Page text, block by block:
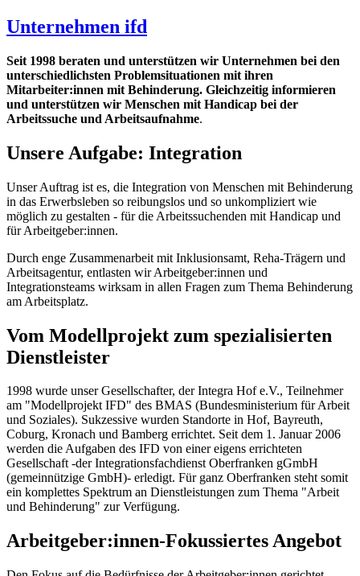
Unternehmen ifd
Seit 1998 beraten und unterstützen wir Unternehmen bei den
unterschiedlichsten Problemsituationen mit ihren
Mitarbeiter:innen mit Behinderung. Gleichzeitig informieren
und unterstützen wir Menschen mit Handicap bei der
Arbeitssuche und Arbeitsaufnahme.
Unsere Aufgabe: Integration
Unser Auftrag ist es, die Integration von Menschen mit Behinderung
in das Erwerbsleben so reibungslos und so unkompliziert wie
möglich zu gestalten - für die Arbeitssuchenden mit Handicap und
für Arbeitgeber:innen.
Durch enge Zusammenarbeit mit Inklusionsamt, Reha-Trägern und
Arbeitsagentur, entlasten wir Arbeitgeber:innen und
Integrationsteams wirksam in allen Fragen zum Thema Behinderung
am Arbeitsplatz.
Vom Modellprojekt zum spezialisierten
Dienstleister
1998 wurde unser Gesellschafter, der Integra Hof e.V., Teilnehmer
am "Modellprojekt IFD" des BMAS (Bundesministerium für Arbeit
und Soziales). Sukzessive wurden Standorte in Hof, Bayreuth,
Coburg, Kronach und Bamberg errichtet. Seit dem 1. Januar 2006
werden die Aufgaben des IFD von einer eigens errichteten
Gesellschaft -der Integrationsfachdienst Oberfranken gGmbH
(gemeinnützige GmbH)- erledigt. Für ganz Oberfranken steht somit
ein komplettes Spektrum an Dienstleistungen zum Thema "Arbeit
und Behinderung" zur Verfügung.
Arbeitgeber:innen-Fokussiertes Angebot